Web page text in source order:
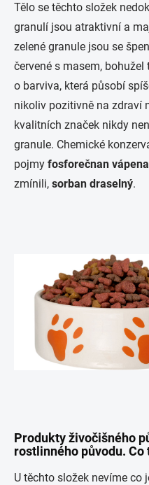
Tělo se těchto složek
granulí jsou atraktivní a
zelené granule jsou se
červené s masem,
o barviva, která působí
nikoliv pozitivně na zdraví
kvalitních značek nikdy
granule. Chemické
pojmy fosforečnan
zmínili, sorban draselný.
Produkty živočišného
rostlinného původu. Co
U těchto složek nevíme co